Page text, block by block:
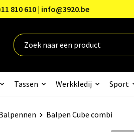
810 610 | info@3920.be
Tassen Werkkledij Sport
Balpen Cube combi